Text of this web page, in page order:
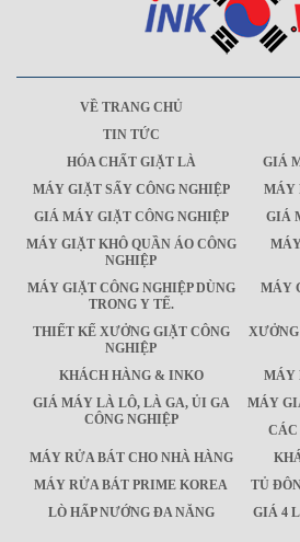
VỀ TRANG CHỦ
TIN TỨC
HÓA CHẤT GIẶT LÀ
GIÁ
MÁY GIẶT SẤY CÔNG NGHIỆP
MÁY
GIÁ MÁY GIẶT CÔNG NGHIỆP
GIÁ
MÁY GIẶT KHÔ QUẦN ÁO CÔNG
NGHIỆP
MÁY GIẶT CÔNG NGHIỆP DÙNG
TRONG Y TẾ.
MÁY
THIẾT KẾ XƯỞNG GIẶT CÔNG
NGHIỆP
KHÁCH HÀNG & INKO
MÁY
GIÁ MÁY LÀ LÔ, LÀ GA, ỦI GA
CÔNG NGHIỆP
MÁY
MÁY RỬA BÁT CHO NHÀ HÀNG
MÁY RỬA BÁT PRIME KOREA
TỦ
LÒ HẤP NƯỚNG ĐA NĂNG
GIÁ 4